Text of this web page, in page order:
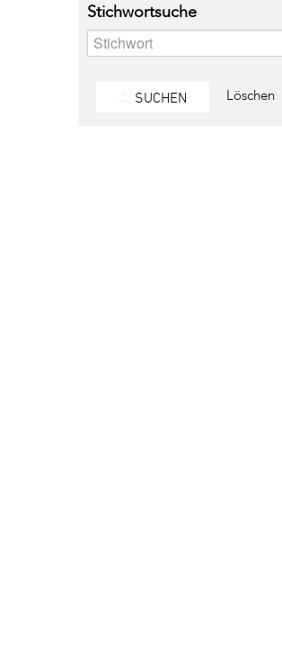
Stichwortsuche
SUCHEN Löschen